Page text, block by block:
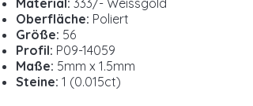
Material: 333/- Weissgold
Oberfläche: Poliert
Größe: 56
Profil: P09-14059
Maße: 5mm x 1.5mm
Steine: 1 (0.015ct)